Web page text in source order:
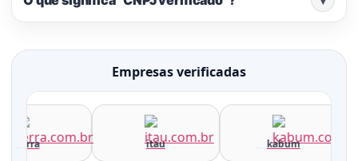
Empresas verificadas
terra itau kabum